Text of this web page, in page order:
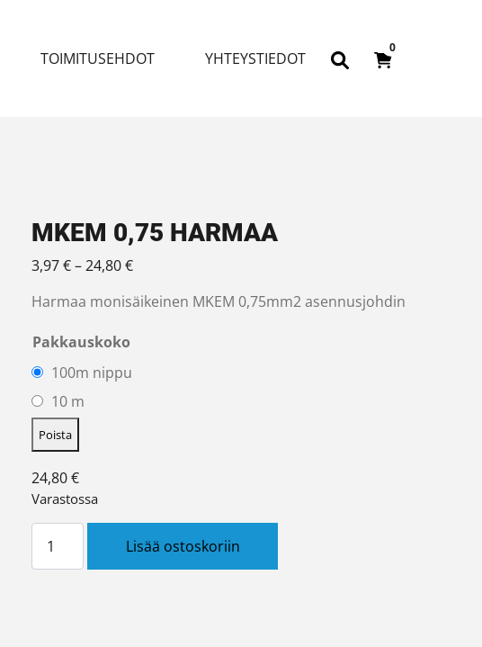
TOIMITUSEHDOT YHTEYSTIEDOT
0
MKEM 0,75 HARMAA
3,97€–24,80€Hintaluokka: 3,97 € - 24,80 €
Harmaa monisäikeinen MKEM 0,75mm2 asennusjohdin
Pakkauskoko
100m nippu
10 m
Poista
24,80€
Varastossa
Lisää ostoskoriin